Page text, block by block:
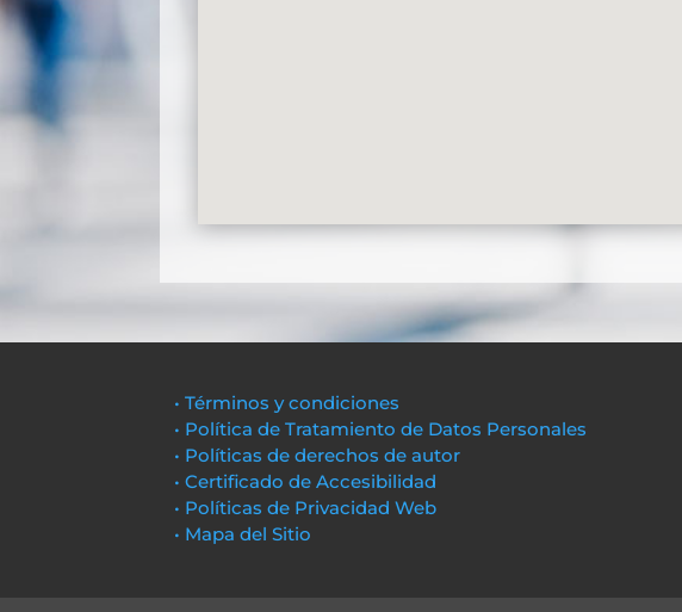
• Términos y condiciones
• Política de Tratamiento de Datos Personales
• Políticas de derechos de autor
• Certificado de Accesibilidad
• Políticas de Privacidad Web
• Mapa del Sitio